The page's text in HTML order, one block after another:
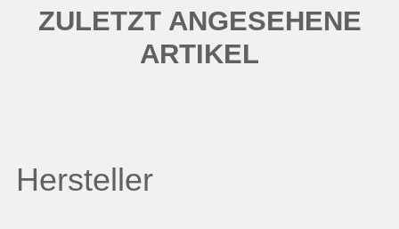
ZULETZT ANGESEHENE
ARTIKEL
Hersteller